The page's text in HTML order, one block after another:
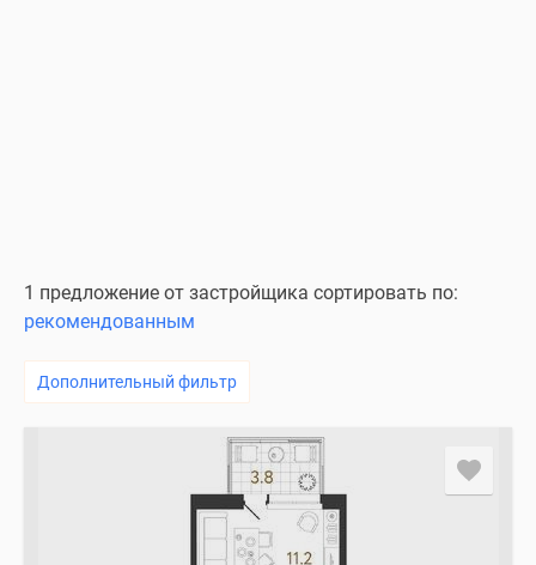
1 предложение от застройщика сортировать по:
рекомендованным
Дополнительный фильтр